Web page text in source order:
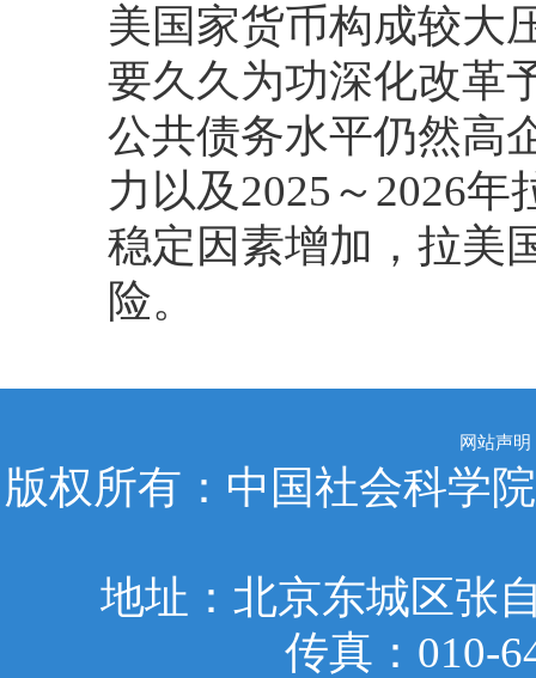
美国家货币构成较大
要久久为功深化改革
公共债务水平仍然高
力以及2025～2026
稳定因素增加，拉美
险。
网站声明
版权所有：中国社会科学
地址：北京东城区张
传真：010-